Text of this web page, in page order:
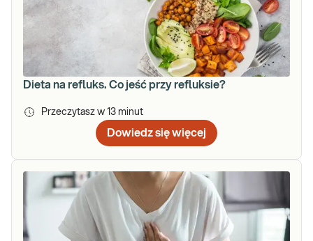
Dieta na refluks. Co jeść przy refluksie?
Przeczytasz w 13 minut
Dowiedz się więcej